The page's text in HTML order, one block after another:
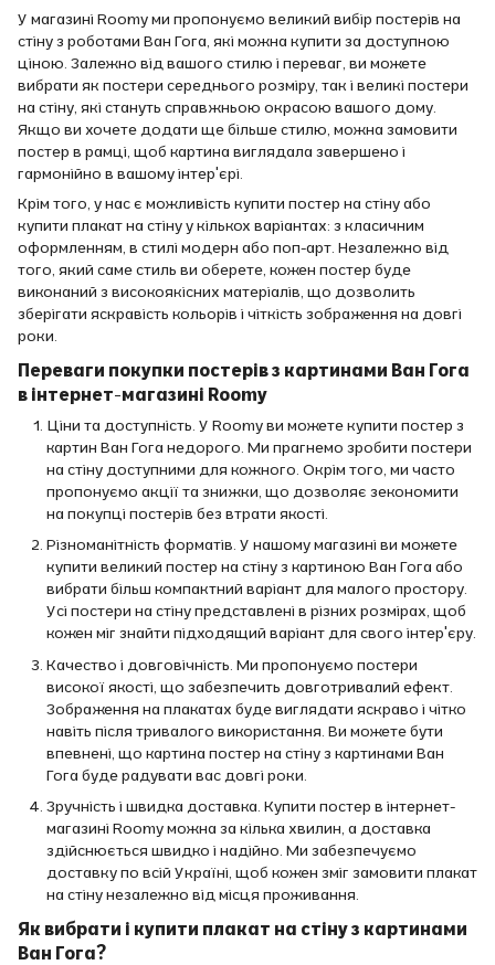
У магазині Roomy ми пропонуємо великий вибір постерів на
стіну з роботами Ван Гога, які можна купити за доступною
ціною. Залежно від вашого стилю і переваг, ви можете
вибрати як постери середнього розміру, так і великі постери
на стіну, які стануть справжньою окрасою вашого дому.
Якщо ви хочете додати ще більше стилю, можна замовити
постер в рамці, щоб картина виглядала завершено і
гармонійно в вашому інтер'єрі.
Крім того, у нас є можливість купити постер на стіну або
купити плакат на стіну у кількох варіантах: з класичним
оформленням, в стилі модерн або поп-арт. Незалежно від
того, який саме стиль ви оберете, кожен постер буде
виконаний з високоякісних матеріалів, що дозволить
зберігати яскравість кольорів і чіткість зображення на довгі
роки.
Переваги покупки постерів з картинами Ван Гога
в інтернет-магазині Roomy
Ціни та доступність. У Roomy ви можете купити постер з
картин Ван Гога недорого. Ми прагнемо зробити постери
на стіну доступними для кожного. Окрім того, ми часто
пропонуємо акції та знижки, що дозволяє зекономити
на покупці постерів без втрати якості.
Різноманітність форматів. У нашому магазині ви можете
купити великий постер на стіну з картиною Ван Гога або
вибрати більш компактний варіант для малого простору.
Усі постери на стіну представлені в різних розмірах, щоб
кожен міг знайти підходящий варіант для свого інтер'єру.
Качество і довговічність. Ми пропонуємо постери
високої якості, що забезпечить довготривалий ефект.
Зображення на плакатах буде виглядати яскраво і чітко
навіть після тривалого використання. Ви можете бути
впевнені, що картина постер на стіну з картинами Ван
Гога буде радувати вас довгі роки.
Зручність і швидка доставка. Купити постер в інтернет-
магазині Roomy можна за кілька хвилин, а доставка
здійснюється швидко і надійно. Ми забезпечуємо
доставку по всій Україні, щоб кожен зміг замовити плакат
на стіну незалежно від місця проживання.
Як вибрати і купити плакат на стіну з картинами
Ван Гога?